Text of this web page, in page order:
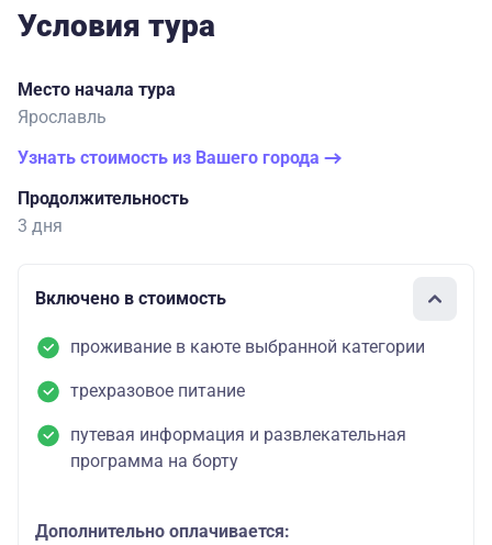
Условия тура
Место начала тура
Ярославль
Узнать стоимость из Вашего города
Продолжительность
3 дня
Включено в стоимость
проживание в каюте выбранной категории
трехразовое питание
путевая информация и развлекательная
программа на борту
Дополнительно оплачивается: